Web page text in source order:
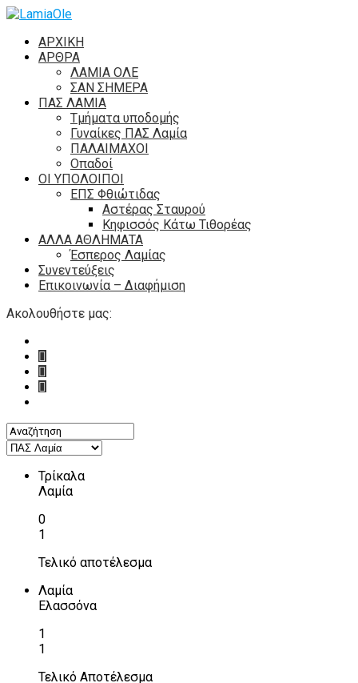
ΑΡΧΙΚΗ
ΑΡΘΡΑ
ΛΑΜΙΑ ΟΛΕ
ΣΑΝ ΣΗΜΕΡΑ
ΠΑΣ ΛΑΜΙΑ
Τμήματα υποδομής
Γυναίκες ΠΑΣ Λαμία
ΠΑΛΑΙΜΑΧΟΙ
Οπαδοί
ΟΙ ΥΠΟΛΟΙΠΟΙ
ΕΠΣ Φθιώτιδας
Αστέρας Σταυρού
Κηφισσός Κάτω Τιθορέας
ΑΛΛΑ ΑΘΛΗΜΑΤΑ
Έσπερος Λαμίας
Συνεντεύξεις
Επικοινωνία – Διαφήμιση
Ακολουθήστε μας:
Τρίκαλα
Λαμία
0
1
Τελικό αποτέλεσμα
Λαμία
Ελασσόνα
1
1
Τελικό Αποτέλεσμα